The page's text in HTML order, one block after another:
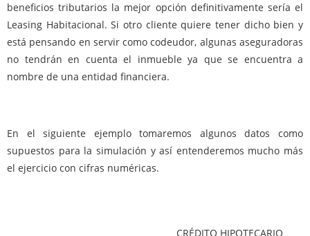
beneficios tributarios la mejor opción definitivamente sería el
Leasing Habitacional. Si otro cliente quiere tener dicho bien y
está pensando en servir como codeudor, algunas aseguradoras
no tendrán en cuenta el inmueble ya que se encuentra a
nombre de una entidad financiera.
En el siguiente ejemplo tomaremos algunos datos como
supuestos para la simulación y así entenderemos mucho más
el ejercicio con cifras numéricas.
CRÉDITO HIPOTECARIO